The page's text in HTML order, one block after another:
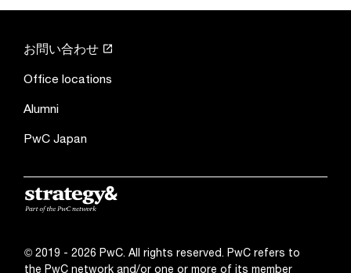
お問い合わせ
Office locations
Alumni
PwC Japan
© 2019 - 2026 PwC. All rights reserved. PwC refers to
the PwC network and/or one or more of its member